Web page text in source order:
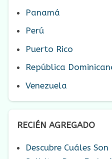
Panamá
Perú
Puerto Rico
República
Venezuela
RECIÉN AGREGADO
Descubre Cuáles